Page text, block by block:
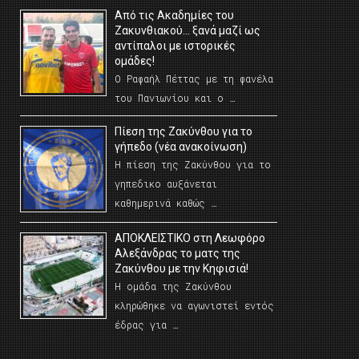
Από τις Ακαδημίες του
Ζακυνθιακού… ξανά μαζί ως
αντίπαλοι με ιστορικές
ομάδες!
Ο Ραφαήλ Πέττας με τη φανέλα
του Πανιωνίου και ο …
Πίεση της Ζακύνθου για το
γήπεδο (νέα ανακοίνωση)
Η πίεση της Ζακύνθου για το
γηπεδικο αυξάνεται
καθημερινά καθώς …
AΠΟΚΛΕΙΣΤΙΚΟ στη Λεωφόρο
Αλεξάνδρας το ματς της
Ζακύνθου με την Κηφισιά!
Η ομάδα της Ζακύνθου
κληρώθηκε να αγωνιστεί εντός
έδρας για …